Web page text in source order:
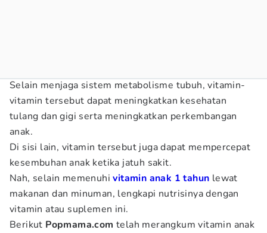
Selain menjaga sistem metabolisme tubuh, vitamin-
vitamin tersebut dapat meningkatkan kesehatan
tulang dan gigi serta meningkatkan perkembangan
anak.
Di sisi lain, vitamin tersebut juga dapat mempercepat
kesembuhan anak ketika jatuh sakit.
Nah, selain memenuhivitamin anak 1 tahun lewat
makanan dan minuman, lengkapi nutrisinya dengan
vitamin atau suplemen ini.
Berikut Popmama.com telah merangkum vitamin anak